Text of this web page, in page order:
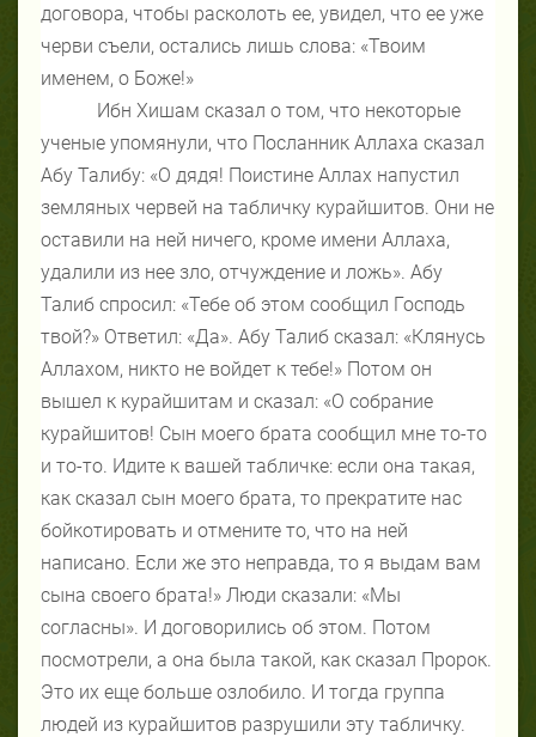
договора, чтобы расколоть ее, увидел, что ее уже
черви съели, остались лишь слова: «Твоим
именем, о Боже!»
Ибн Хишам сказал о том, что некоторые
ученые упомянули, что Посланник Аллаха сказал
Абу Талибу: «О дядя! Поистине Аллах напустил
земляных червей на табличку курайшитов. Они не
оставили на ней ничего, кроме имени Аллаха,
удалили из нее зло, отчуждение и ложь». Абу
Талиб спросил: «Тебе об этом сообщил Господь
твой?» Ответил: «Да». Абу Талиб сказал: «Клянусь
Аллахом, никто не войдет к тебе!» Потом он
вышел к курайшитам и сказал: «О собрание
курайшитов! Сын моего брата сообщил мне то-то
и то-то. Идите к вашей табличке: если она такая,
как сказал сын моего брата, то прекратите нас
бойкотировать и отмените то, что на ней
написано. Если же это неправда, то я выдам вам
сына своего брата!» Люди сказали: «Мы
согласны». И договорились об этом. Потом
посмотрели, а она была такой, как сказал Пророк.
Это их еще больше озлобило. И тогда группа
людей из курайшитов разрушили эту табличку.